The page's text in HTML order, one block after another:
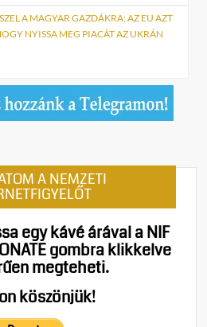
A MAGYAR GAZDÁKRA: AZ EU AZT
NYISSA MEG PIACÁT AZ UKRÁN
A NEMZETI
egy kávé árával a NIF
gombra klikkelve
megteheti.
köszönjük!